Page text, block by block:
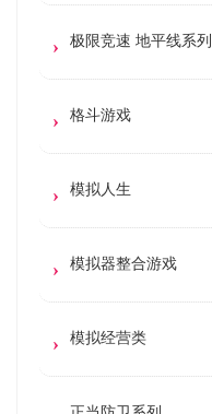
极限竞速 地平线系列
格斗游戏
模拟人生
模拟器整合游戏
模拟经营类